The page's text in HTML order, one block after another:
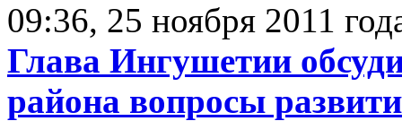
09:36, 25 ноября 2011
Глава Ингушетии
района вопросы